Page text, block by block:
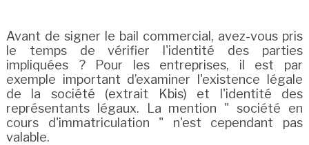
Avant de signer le bail commercial, avez-vous pris
le temps de vérifier l'identité des parties
impliquées ? Pour les entreprises, il est par
exemple important d’examiner l'existence légale
de la société (extrait Kbis) et l'identité des
représentants légaux. La mention " société en
cours d'immatriculation " n'est cependant pas
valable.